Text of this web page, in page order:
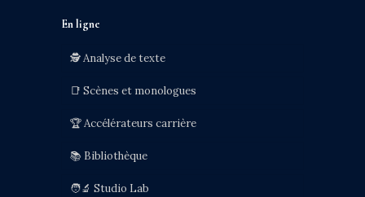
En ligne
🕵️ Analyse de texte
📑 Scènes et monologues
🏆 Accélérateurs carrière
📚 Bibliothèque
🧑‍🔬 Studio Lab